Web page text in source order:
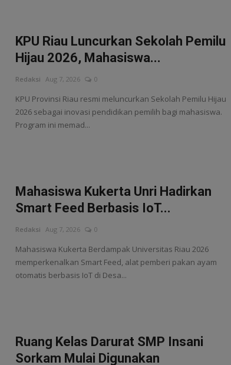
KPU Riau Luncurkan Sekolah Pemilu
Hijau 2026, Mahasiswa...
Redaksi Aug 7, 2026 0
KPU Provinsi Riau resmi meluncurkan Sekolah Pemilu Hijau
2026 sebagai inovasi pendidikan pemilih bagi mahasiswa.
Program ini memad...
Mahasiswa Kukerta Unri Hadirkan
Smart Feed Berbasis IoT...
Redaksi Aug 7, 2026 0
Mahasiswa Kukerta Berdampak Universitas Riau 2026
memperkenalkan Smart Feed, alat pemberi pakan ayam
otomatis berbasis IoT di Desa...
Ruang Kelas Darurat SMP Insani
Sorkam Mulai Digunakan